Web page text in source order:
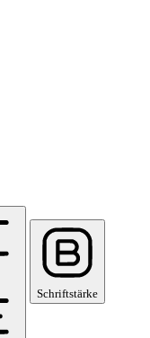
Schriftstärke